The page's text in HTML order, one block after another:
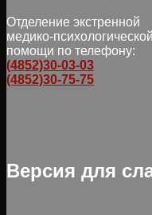
Отделение экстренной
медико-психологической
помощи по телефону:
(4852)30-03-03
(4852)30-75-75
Версия для